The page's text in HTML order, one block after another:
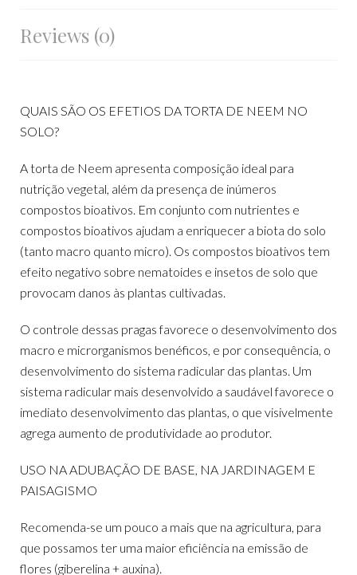
Reviews (0)
QUAIS SÃO OS EFETIOS DA TORTA DE NEEM NO
SOLO?
A torta de Neem apresenta composição ideal para
nutrição vegetal, além da presença de inúmeros
compostos bioativos. Em conjunto com nutrientes e
compostos bioativos ajudam a enriquecer a biota do solo
(tanto macro quanto micro). Os compostos bioativos tem
efeito negativo sobre nematoides e insetos de solo que
provocam danos às plantas cultivadas.
O controle dessas pragas favorece o desenvolvimento dos
macro e microrganismos benéficos, e por consequência, o
desenvolvimento do sistema radicular das plantas. Um
sistema radicular mais desenvolvido a saudável favorece o
imediato desenvolvimento das plantas, o que visivelmente
agrega aumento de produtividade ao produtor.
USO NA ADUBAÇÃO DE BASE, NA JARDINAGEM E
PAISAGISMO
Recomenda-se um pouco a mais que na agricultura, para
que possamos ter uma maior eficiência na emissão de
flores (giberelina + auxina).